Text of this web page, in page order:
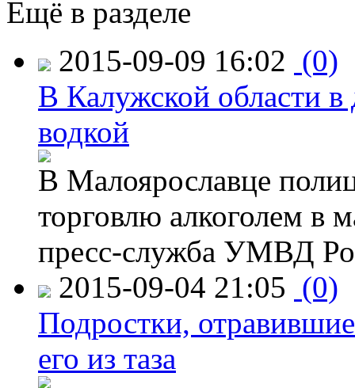
Ещё в разделе
2015-09-09 16:02 (0)
В Калужской области в
водкой
В Малоярославце
торговлю алкоголем в
пресс-служба УМВД
2015-09-04 21:05 (0)
Подростки,
его из таза